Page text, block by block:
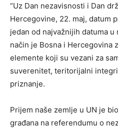
“Uz Dan nezavisnosti i Dan
Hercegovine, 22. maj, datum
jedan od najvažnijih datuma
način je Bosna i Hercegovina
elemente koji su vezani za
suverenitet, teritorijalni
priznanje.
Prijem naše zemlje u UN je
građana na referendumu o